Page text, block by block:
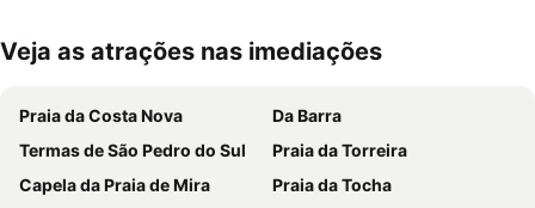
Ampliar mapa
Veja as atrações nas imediações
Praia da Costa Nova
Da Barra
Termas de São Pedro do Sul
Praia da Torreira
Capela da Praia de Mira
Praia da Tocha